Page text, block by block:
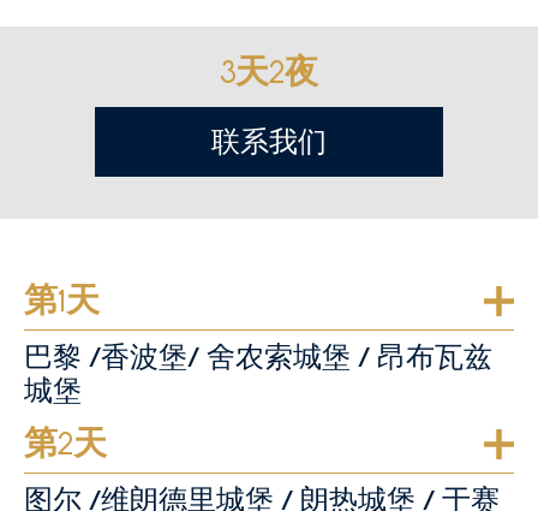
3天2夜
联系我们
第1天
巴黎 /香波堡/ 舍农索城堡 / 昂布瓦兹
城堡
第2天
图尔 /维朗德里城堡 / 朗热城堡 / 于赛